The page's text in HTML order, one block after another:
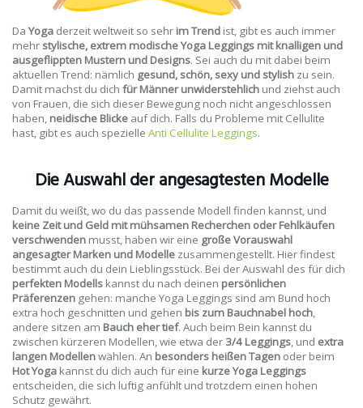
DaYoga derzeit weltweit so sehr im Trend ist, gibt es auch immer
mehr stylische, extrem modische Yoga Leggings mit knalligen und
ausgeflippten Mustern und Designs. Sei auch du mit dabei beim
aktuellen Trend: nämlich gesund, schön, sexy und stylish zu sein.
Damit machst du dich für Männer unwiderstehlich und ziehst auch
von Frauen, die sich dieser Bewegung noch nicht angeschlossen
haben, neidische Blicke auf dich. Falls du Probleme mit Cellulite
hast, gibt es auch spezielle Anti Cellulite Leggings.
Die Auswahl der angesagtesten Modelle
Damit du weißt, wo du das passende Modell finden kannst, und
keine Zeit und Geld mit mühsamen Recherchen oder Fehlkäufen
verschwenden musst, haben wir eine große Vorauswahl
angesagter Marken und Modelle zusammengestellt. Hier findest
bestimmt auch du dein Lieblingsstück. Bei der Auswahl des für dich
perfekten Modells kannst du nach deinen persönlichen
Präferenzen gehen: manche Yoga Leggings sind am Bund hoch
extra hoch geschnitten und gehen bis zum Bauchnabel hoch,
andere sitzen am Bauch eher tief. Auch beim Bein kannst du
zwischen kürzeren Modellen, wie etwa der 3/4 Leggings, und extra
langen Modellenwählen. An besonders heißen Tagen oder beim
Hot Yoga kannst du dich auch für eine kurze Yoga Leggings
entscheiden, die sich luftig anfühlt und trotzdem einen hohen
Schutz gewährt.